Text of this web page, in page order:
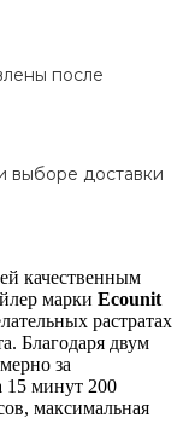
после
выборе доставки
качественным
марки Ecounit
растратах
Благодаря двум
за
15 минут 200
максимальная